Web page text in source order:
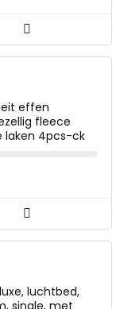
effen
fleece
laken 4pcs-ck
luchtbed,
single, met